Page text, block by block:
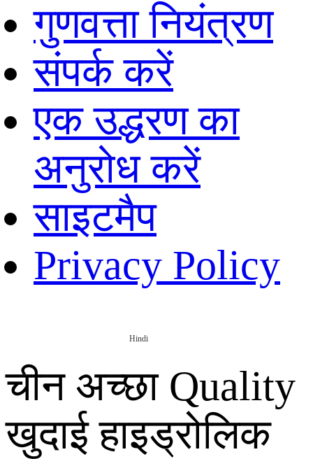
गुणवत्ता नियंत्रण
संपर्क करें
एक उद्धरण का
अनुरोध करें
साइटमैप
Privacy Policy
Hindi
चीन अच्छा Quality
खुदाई हाइड्रोलिक